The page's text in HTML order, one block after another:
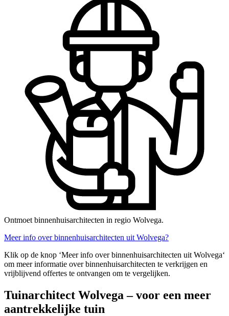
Ontmoet binnenhuisarchitecten in regio Wolvega.
Meer info over binnenhuisarchitecten uit Wolvega?
Klik op de knop ‘Meer info over binnenhuisarchitecten uit Wolvega‘
om meer informatie over binnenhuisarchitecten te verkrijgen en
vrijblijvend offertes te ontvangen om te vergelijken.
Tuinarchitect Wolvega – voor een meer
aantrekkelijke tuin